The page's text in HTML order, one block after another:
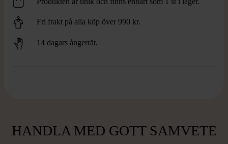
Fri frakt på alla köp över 990 kr.
14 dagars ångerrät.
HANDLA MED GOTT SAMVETE